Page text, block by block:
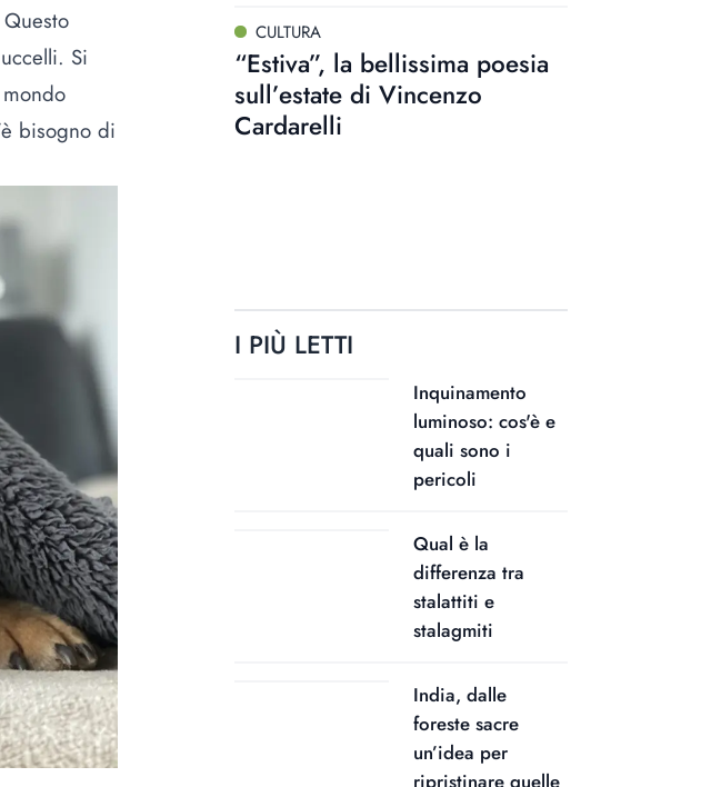
Si
bisogno di
CULTURA
“Estiva”, la bellissima poesia
sull’estate di Vincenzo
Cardarelli
I PIÙ LETTI
Inquinamento
luminoso: cos'è e
quali sono i
pericoli
Qual è la
differenza tra
stalattiti e
stalagmiti
India, dalle
foreste sacre
un’idea per
ripristinare quelle